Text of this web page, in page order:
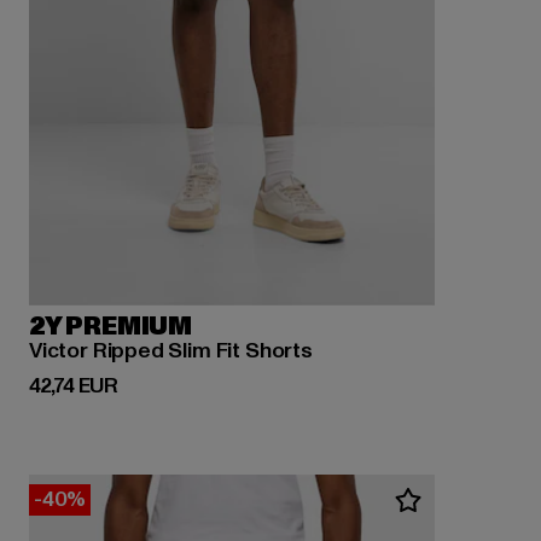
2Y PREMIUM
Victor Ripped Slim Fit Shorts
42,74 EUR
Derzeitiger Preis: 42,74 EUR
-40%